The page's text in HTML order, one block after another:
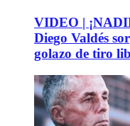
VIDEO |
Diego Valdés
golazo de tiro